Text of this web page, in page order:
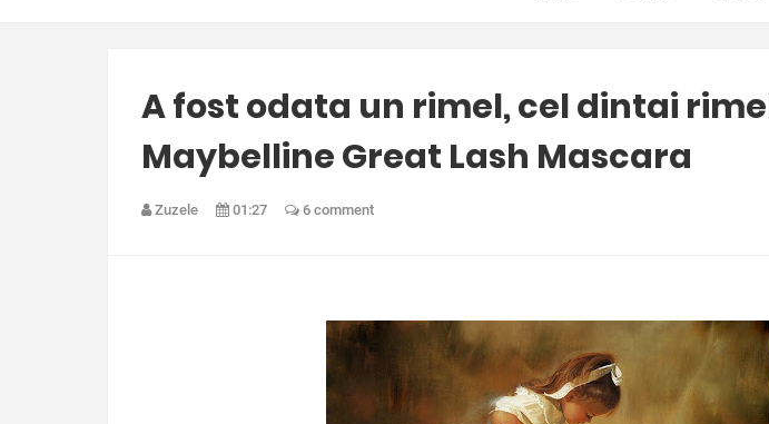
A fost odata un rimel, cel dintai
Maybelline Great Lash Mascara
Zuzele 01:27 6 comment